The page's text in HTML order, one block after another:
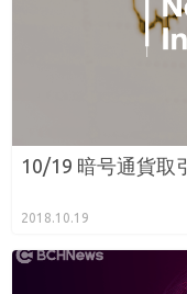
10/19 暗号通貨取
2018.10.19